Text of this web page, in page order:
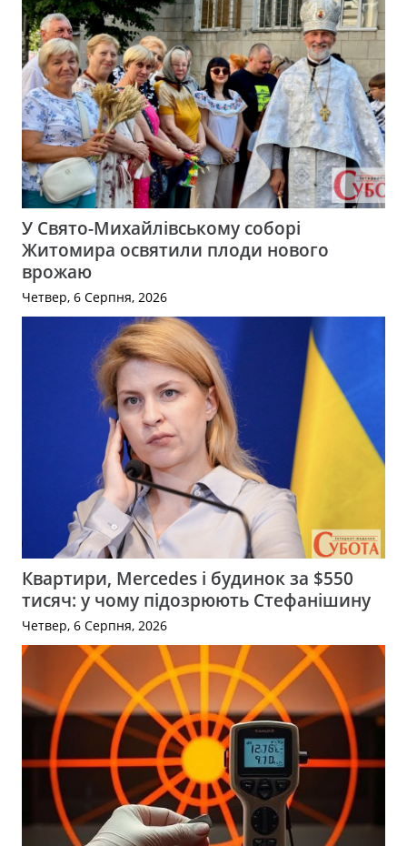
У Свято-Михайлівському соборі
Житомира освятили плоди нового
врожаю
Четвер, 6 Серпня, 2026
Квартири, Mercedes і будинок за $550
тисяч: у чому підозрюють Стефанішину
Четвер, 6 Серпня, 2026